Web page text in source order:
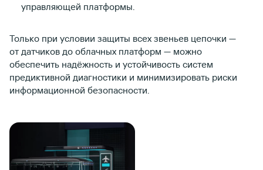
управляющей платформы.
Только при условии защиты всех звеньев цепочки —
от датчиков до облачных платформ — можно
обеспечить надёжность и устойчивость систем
предиктивной диагностики и минимизировать риски
информационной безопасности.